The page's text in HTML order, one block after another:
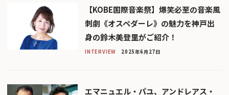
【KOBE国際音楽祭】爆笑必至の音楽風
刺劇《オスペダーレ》の魅力を神戸出
身の鈴木美登里がご紹介！
INTERVIEW 2025年6月27日
エマニュエル・パユ、アンドレアス・